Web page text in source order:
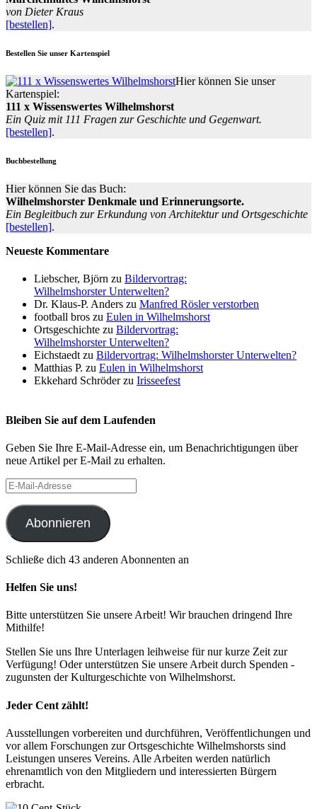
von Dieter Kraus
[bestellen].
Bestellen Sie unser Kartenspiel
Hier können Sie unser
Kartenspiel:
111 x Wissenswertes Wilhelmshorst
Ein Quiz mit 111 Fragen zur Geschichte und Gegenwart.
[bestellen].
Buchbestellung
Hier können Sie das Buch:
Wilhelmshorster Denkmale und Erinnerungsorte.
Ein Begleitbuch zur Erkundung von Architektur und Ortsgeschichte
[bestellen].
Neueste Kommentare
Liebscher, Björn zu Bildervortrag:
Wilhelmshorster Unterwelten?
Dr. Klaus-P. Anders zu Manfred Rösler verstorben
football bros zu Eulen in Wilhelmshorst
Ortsgeschichte zu Bildervortrag:
Wilhelmshorster Unterwelten?
Eichstaedt zu Bildervortrag: Wilhelmshorster Unterwelten?
Matthias P. zu Eulen in Wilhelmshorst
Ekkehard Schröderzu Irisseefest
Bleiben Sie auf dem Laufenden
Geben Sie Ihre E-Mail-Adresse ein, um Benachrichtigungen über
neue Artikel per E-Mail zu erhalten.
E-
Mail-
Adresse
Abonnieren
Schließe dich 43 anderen Abonnenten an
Helfen Sie uns!
Bitte unterstützen Sie unsere Arbeit! Wir brauchen dringend Ihre
Mithilfe!
Stellen Sie uns Ihre Unterlagen leihweise für nur kurze Zeit zur
Verfügung! Oder unterstützen Sie unsere Arbeit durch Spenden -
zugunsten der Kulturgeschichte von Wilhelmshorst.
Jeder Cent zählt!
Ausstellungen vorbereiten und durchführen, Veröffentlichungen und
vor allem Forschungen zur Ortsgeschichte Wilhelmshorsts sind
Leistungen unseres Vereins. Alle Arbeiten werden natürlich
ehrenamtlich von den Mitgliedern und interessierten Bürgern
erbracht.